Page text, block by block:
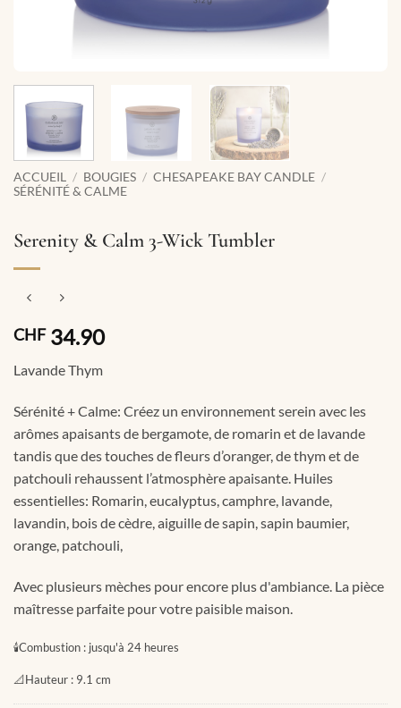
ACCUEIL / BOUGIES / CHESAPEAKE BAY CANDLE /
SÉRÉNITÉ & CALME
Serenity & Calm 3-Wick Tumbler
CHF34.90
Lavande Thym
Sérénité + Calme: Créez un environnement serein avec les
arômes apaisants de bergamote, de romarin et de lavande
tandis que des touches de fleurs d’oranger, de thym et de
patchouli rehaussent l’atmosphère apaisante. Huiles
essentielles: Romarin, eucalyptus, camphre, lavande,
lavandin, bois de cèdre, aiguille de sapin, sapin baumier,
orange, patchouli,
Avec plusieurs mèches pour encore plus d'ambiance. La pièce
maîtresse parfaite pour votre paisible maison.
🕯Combustion : jusqu'à 24 heures
📐Hauteur : 9.1 cm